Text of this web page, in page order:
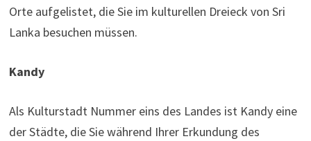
Orte aufgelistet, die Sie im kulturellen Dreieck von Sri
Lanka besuchen müssen.
Kandy
Als Kulturstadt Nummer eins des Landes ist Kandy eine
der Städte, die Sie während Ihrer Erkundung des